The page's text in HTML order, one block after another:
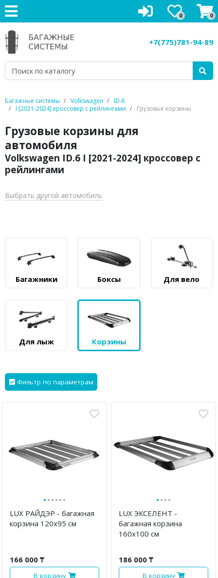
0 0
+7(775)781-94-89
Багажные системы Volkswagen
ID.6
I [2021-2024] кроссовер с рейлингами
Грузовые корзины
Грузовые корзины для
автомобиля
Volkswagen ID.6 I [2021-2024] кроссовер с
рейлингами
Выбрать другой автомобиль
Багажники Боксы Для вело
Для лыж Корзины
Фильтр по параметрам
······
LUX РАЙДЭР - багажная
корзина 120х95 см
166 000 ₸
В корзину
····
LUX ЭКСЕЛЕНТ -
багажная корзина
160х100 см
186 000 ₸
В корзину
Багажники на крышу
Рейлинги на крышу
Боксы на крышу
Велокрепления
Грузовые корзины
Аксессуары